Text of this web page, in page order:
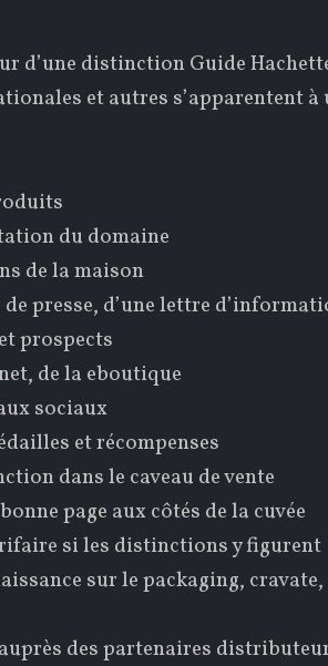
d’une distinction Guide
et autres s’apparentent à
du domaine
de la maison
presse, d’une lettre
prospects
de la eboutique
sociaux
et récompenses
dans le caveau de vente
page aux côtés de la cuvée
si les distinctions y figurent
sur le packaging,
des partenaires